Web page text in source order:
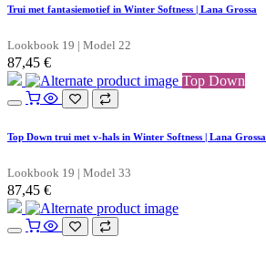
Trui met fantasiemotief in Winter Softness | Lana Grossa
Lookbook 19 | Model 22
87,45 €
Top Down
Top Down trui met v-hals in Winter Softness | Lana Grossa
Lookbook 19 | Model 33
87,45 €